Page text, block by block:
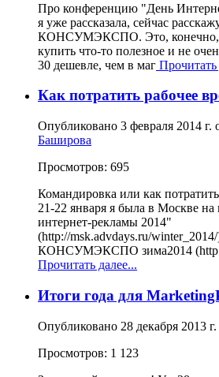
Про конференцию "День
я уже рассказала, сейчас
КОНСУМЭКСПО. Это, конечно,
купить что-то полезное и не
30 дешевле, чем в маг Прочитать
Как потратить рабочее
Опубликовано 3 февраля 2014 г.
Баширова
Просмотров: 695
Командировка или как
21-22 января я была в Москве
интернет-рекламы 2014"
(http://msk.advdays.ru/
КОНСУМЭКСПО зима2014
Прочитать далее...
Итоги года для
Опубликовано 28 декабря 2013 г.
Просмотров: 1 123